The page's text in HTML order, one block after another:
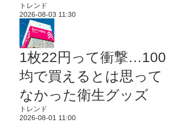
トレンド
2026-08-03 11:30
1枚22円って衝撃…100
均で買えるとは思って
なかった衛生グッズ
トレンド
2026-08-01 11:00